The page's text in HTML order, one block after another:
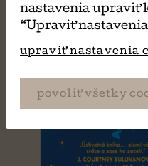
nastavenia upraviť
“Upraviť
upraviť nastavenia
povoliť všetky